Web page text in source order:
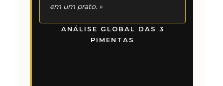
em um prato. »
ANÁLISE GLOBAL DAS 3
PIMENTAS